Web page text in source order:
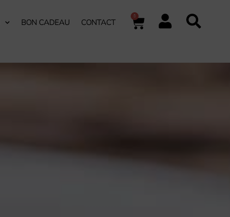
BON CADEAU CONTACT
0